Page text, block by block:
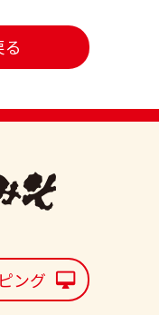
ング